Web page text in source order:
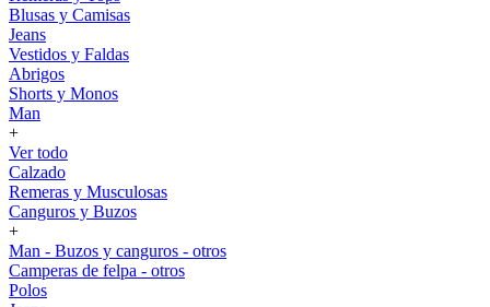
Blusas y Camisas
Jeans
Vestidos y Faldas
Abrigos
Shorts y Monos
Man
+
Ver todo
Calzado
Remeras y Musculosas
Canguros y Buzos
+
Man - Buzos y canguros - otros
Camperas de felpa - otros
Polos